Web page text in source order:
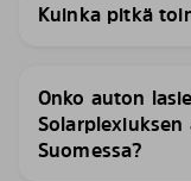
Kuinka pitkä
Onko auton
Suomessa?